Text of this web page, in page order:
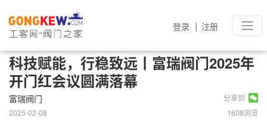
登录 | 注册
科技赋能，行稳致远丨富瑞阀门2025年
开门红会议圆满落幕
富瑞阀门
分享到
2025-02-08
1608浏览